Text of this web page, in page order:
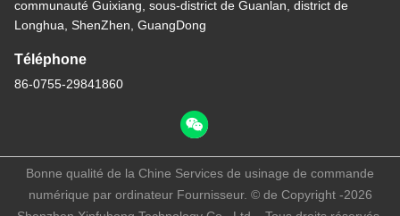
communauté Guixiang, sous-district de Guanlan, district de
Longhua, ShenZhen, GuangDong
Téléphone
86-0755-29841860
Bonne qualité de la Chine Services de usinage de commande
numérique par ordinateur Fournisseur. © de Copyright -2026